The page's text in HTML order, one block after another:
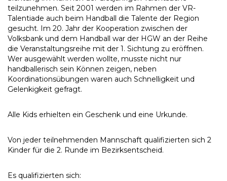
teilzunehmen. Seit 2001 werden im Rahmen der VR-
Talentiade auch beim Handball die Talente der Region
gesucht. Im 20. Jahr der Kooperation zwischen der
Volksbank und dem Handball war der HGW an der Reihe
die Veranstaltungsreihe mit der 1. Sichtung zu eröffnen.
Wer ausgewählt werden wollte, musste nicht nur
handballerisch sein Können zeigen, neben
Koordinationsübungen waren auch Schnelligkeit und
Gelenkigkeit gefragt.
Alle Kids erhielten ein Geschenk und eine Urkunde.
Von jeder teilnehmenden Mannschaft qualifizierten sich 2
Kinder für die 2. Runde im Bezirksentscheid.
Es qualifizierten sich: